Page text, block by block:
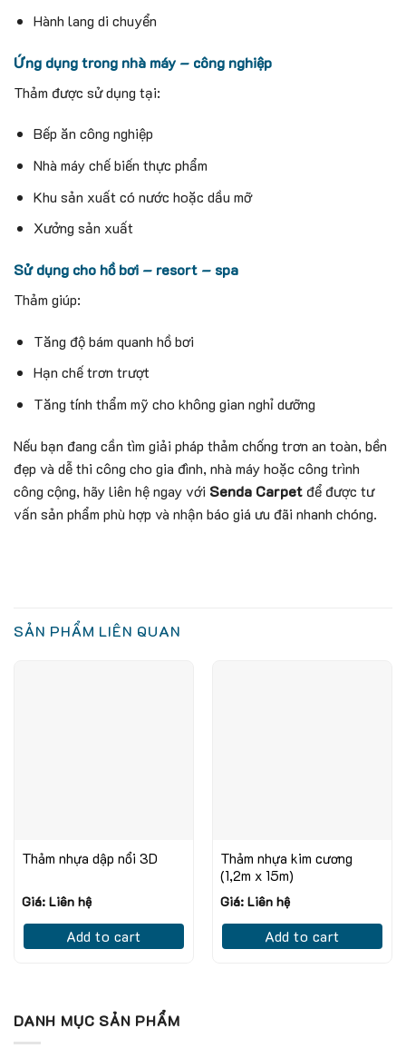
Hành lang di chuyển
Ứng dụng trong nhà máy – công nghiệp
Thảm được sử dụng tại:
Bếp ăn công nghiệp
Nhà máy chế biến thực phẩm
Khu sản xuất có nước hoặc dầu mỡ
Xưởng sản xuất
Sử dụng cho hồ bơi – resort – spa
Thảm giúp:
Tăng độ bám quanh hồ bơi
Hạn chế trơn trượt
Tăng tính thẩm mỹ cho không gian nghỉ dưỡng
Nếu bạn đang cần tìm giải pháp thảm chống trơn an toàn, bền
đẹp và dễ thi công cho gia đình, nhà máy hoặc công trình
công cộng, hãy liên hệ ngay với Senda Carpet để được tư
vấn sản phẩm phù hợp và nhận báo giá ưu đãi nhanh chóng.
SẢN PHẨM LIÊN QUAN
Thảm nhựa dập nổi 3D
Giá: Liên hệ
Add to cart
Thảm nhựa kim cương
(1,2m x 15m)
Giá: Liên hệ
Add to cart
DANH MỤC SẢN PHẨM